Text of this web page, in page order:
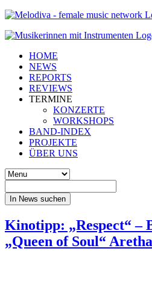
HOME
NEWS
REPORTS
REVIEWS
TERMINE
KONZERTE
WORKSHOPS
BAND-INDEX
PROJEKTE
ÜBER UNS
In News suchen
Kinotipp: „Respect“ –
„Queen of Soul“